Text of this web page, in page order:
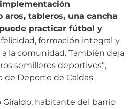
aros, tableros, una cancha
practicar fútbol y
formación integral y
la comunidad. También deja
semilleros deportivos”,
de Deporte de Caldas.
Giraldo, habitante del barrio